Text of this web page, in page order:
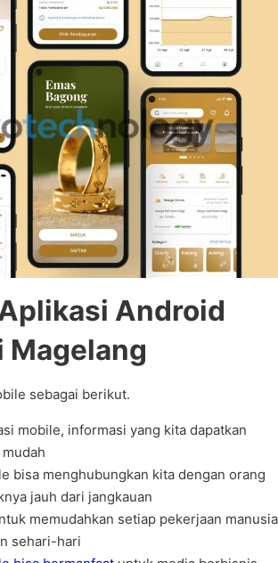
Android
Magelang
sebagai berikut.
mobile, informasi yang kita dapatkan
bisa menghubungkan kita dengan orang
jauh dari jangkauan
memudahkan setiap pekerjaan manusia
sehari-hari